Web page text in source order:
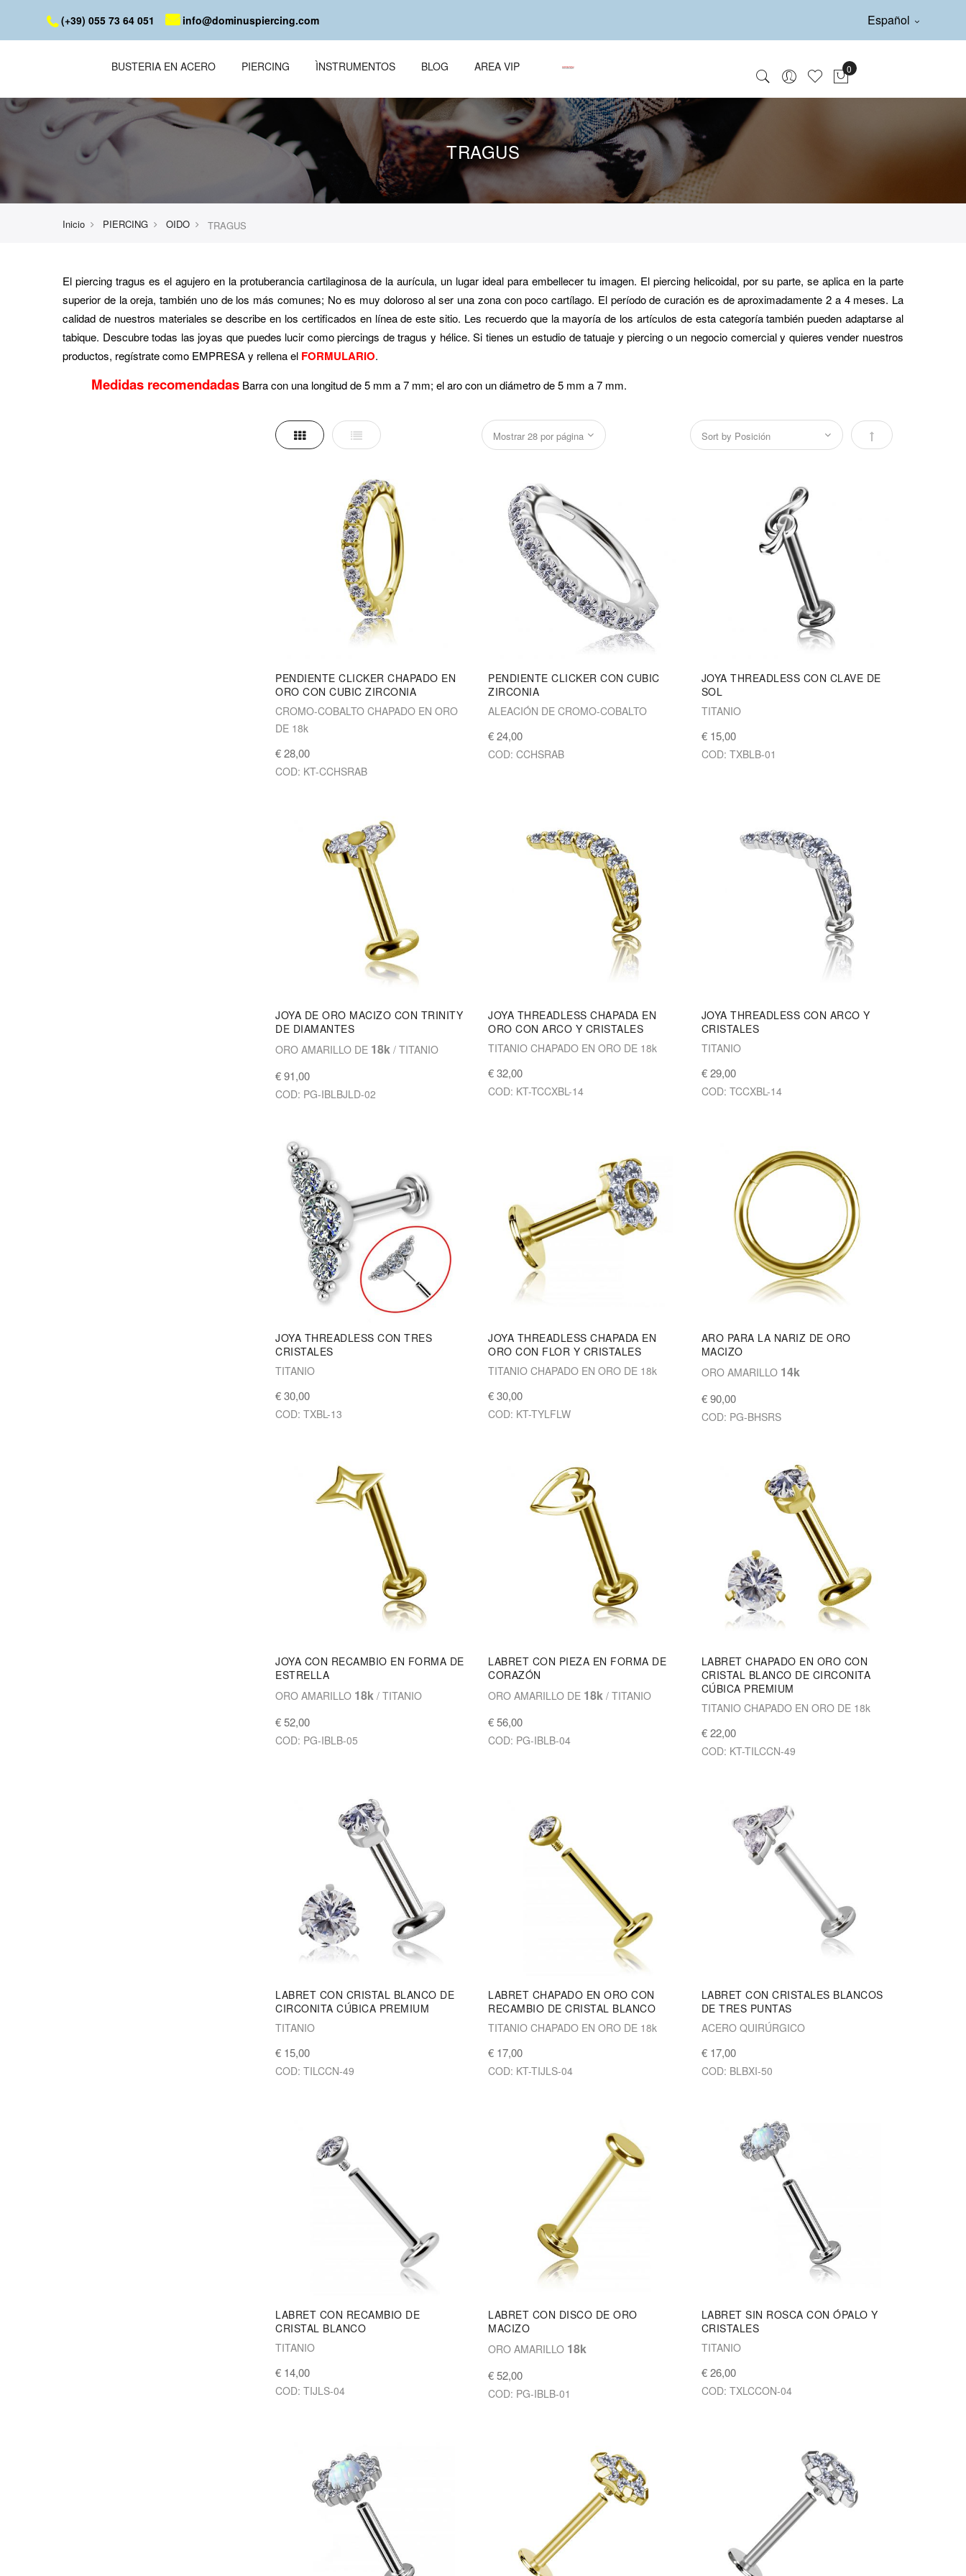
(+39) 055 73 64 051 info@dominuspiercing.com Español
BUSTERIA EN ACERO PIERCING ÌNSTRUMENTOS BLOG AREA VIP
TRAGUS
Inicio PIERCING OIDO TRAGUS
El piercing tragus es el agujero en la protuberancia cartilaginosa de la aurícula, un lugar ideal para embellecer tu imagen. El piercing helicoidal, por su parte, se aplica en la parte
superior de la oreja, también uno de los más comunes; No es muy doloroso al ser una zona con poco cartílago. El período de curación es de aproximadamente 2 a 4 meses. La
calidad de nuestros materiales se describe en los certificados en línea de este sitio. Les recuerdo que la mayoría de los artículos de esta categoría también pueden adaptarse al
tabique. Descubre todas las joyas que puedes lucir como piercings de tragus y hélice. Si tienes un estudio de tatuaje y piercing o un negocio comercial y quieres vender nuestros
productos, regístrate como EMPRESA y rellena el FORMULARIO.
Medidas recomendadas Barra con una longitud de 5 mm a 7 mm; el aro con un diámetro de 5 mm a 7 mm.
Parrilla Lista Fijar Dirección
PENDIENTE CLICKER CHAPADO EN
ORO CON CUBIC ZIRCONIA
CROMO-COBALTO CHAPADO EN ORO
DE 18k
€ 28,00
COD: KT-CCHSRAB
PENDIENTE CLICKER CON CUBIC
ZIRCONIA
ALEACIÓN DE CROMO-COBALTO
€ 24,00
COD: CCHSRAB
JOYA THREADLESS CON CLAVE DE
SOL
TITANIO
€ 15,00
COD: TXBLB-01
JOYA DE ORO MACIZO CON TRINITY
DE DIAMANTES
ORO AMARILLO DE 18k / TITANIO
€ 91,00
COD: PG-IBLBJLD-02
JOYA THREADLESS CHAPADA EN
ORO CON ARCO Y CRISTALES
TITANIO CHAPADO EN ORO DE 18k
€ 32,00
COD: KT-TCCXBL-14
JOYA THREADLESS CON ARCO Y
CRISTALES
TITANIO
€ 29,00
COD: TCCXBL-14
JOYA THREADLESS CON TRES
CRISTALES
TITANIO
€ 30,00
COD: TXBL-13
JOYA THREADLESS CHAPADA EN
ORO CON FLOR Y CRISTALES
TITANIO CHAPADO EN ORO DE 18k
€ 30,00
COD: KT-TYLFLW
ARO PARA LA NARIZ DE ORO
MACIZO
ORO AMARILLO 14k
€ 90,00
COD: PG-BHSRS
JOYA CON RECAMBIO EN FORMA DE
ESTRELLA
ORO AMARILLO 18k / TITANIO
€ 52,00
COD: PG-IBLB-05
LABRET CON PIEZA EN FORMA DE
CORAZÓN
ORO AMARILLO DE 18k / TITANIO
€ 56,00
COD: PG-IBLB-04
LABRET CHAPADO EN ORO CON
CRISTAL BLANCO DE CIRCONITA
CÚBICA PREMIUM
TITANIO CHAPADO EN ORO DE 18k
€ 22,00
COD: KT-TILCCN-49
LABRET CON CRISTAL BLANCO DE
CIRCONITA CÚBICA PREMIUM
TITANIO
€ 15,00
COD: TILCCN-49
LABRET CHAPADO EN ORO CON
RECAMBIO DE CRISTAL BLANCO
TITANIO CHAPADO EN ORO DE 18k
€ 17,00
COD: KT-TIJLS-04
LABRET CON CRISTALES BLANCOS
DE TRES PUNTAS
ACERO QUIRÚRGICO
€ 17,00
COD: BLBXI-50
LABRET CON RECAMBIO DE
CRISTAL BLANCO
TITANIO
€ 14,00
COD: TIJLS-04
LABRET CON DISCO DE ORO
MACIZO
ORO AMARILLO 18k
€ 52,00
COD: PG-IBLB-01
LABRET SIN ROSCA CON ÓPALO Y
CRISTALES
TITANIO
€ 26,00
COD: TXLCCON-04